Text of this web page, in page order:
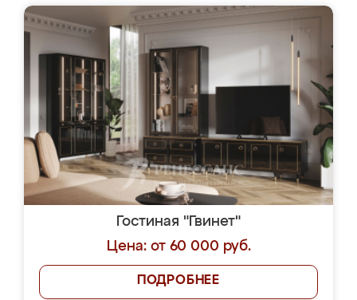
Гостиная "Гвинет"
Цена: от 60 000 руб.
ПОДРОБНЕЕ